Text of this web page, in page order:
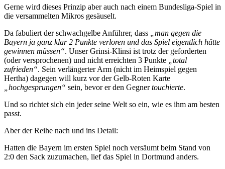
Gerne wird dieses Prinzip aber auch nach einem Bundesliga-Spiel in
die versammelten Mikros gesäuselt.
Da fabuliert der schwachgelbe Anführer, dass
„man gegen die
Bayern ja ganz klar 2 Punkte verloren und das Spiel eigentlich hätte
gewinnen müssen“. Unser Grinsi-Klinsi ist trotz der geforderten
(oder versprochenen) und nicht erreichten 3 Punkte
„total
zufrieden“. Sein verlängerter Arm (nicht im Heimspiel gegen
Hertha) dagegen will kurz vor der Gelb-Roten Karte
„hochgesprungen“ sein, bevor er den Gegnertouchierte.
Und so richtet sich ein jeder seine Welt so ein, wie es ihm am besten
passt.
Aber der Reihe nach und ins Detail:
Hatten die Bayern im ersten Spiel noch versäumt beim Stand von
2:0 den Sack zuzumachen, lief das Spiel in Dortmund anders.